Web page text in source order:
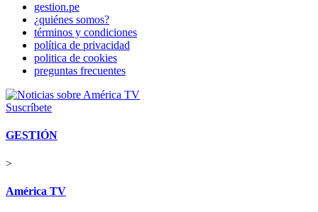
gestion.pe
¿quiénes somos?
términos y condiciones
política de privacidad
politica de cookies
preguntas frecuentes
Suscríbete
GESTIÓN
>
América TV